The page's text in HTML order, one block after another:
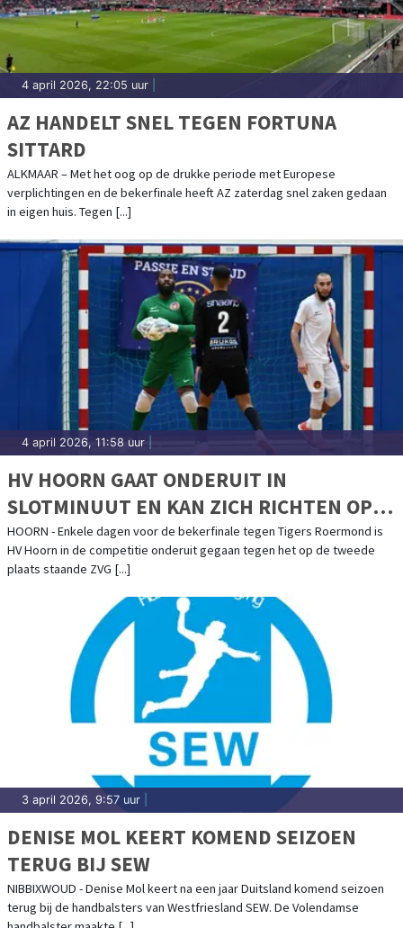
4 april 2026, 22:05 uur
AZ HANDELT SNEL TEGEN FORTUNA
SITTARD
ALKMAAR – Met het oog op de drukke periode met Europese
verplichtingen en de bekerfinale heeft AZ zaterdag snel zaken gedaan
in eigen huis. Tegen [...]
4 april 2026, 11:58 uur
HV HOORN GAAT ONDERUIT IN
SLOTMINUUT EN KAN ZICH RICHTEN OP
BEKERFINALE
HOORN - Enkele dagen voor de bekerfinale tegen Tigers Roermond is
HV Hoorn in de competitie onderuit gegaan tegen het op de tweede
plaats staande ZVG [...]
3 april 2026, 9:57 uur
DENISE MOL KEERT KOMEND SEIZOEN
TERUG BIJ SEW
NIBBIXWOUD - Denise Mol keert na een jaar Duitsland komend seizoen
terug bij de handbalsters van Westfriesland SEW. De Volendamse